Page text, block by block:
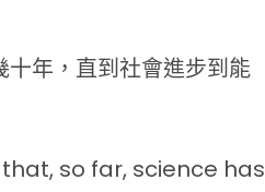
年，直到社會進步到能
so far, science has